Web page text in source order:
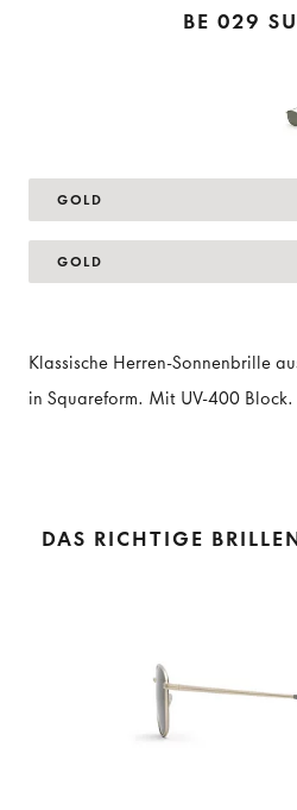
BE 029
GOLD
GOLD
Klassische Herren-Sonnenbrille
in Squareform. Mit UV-400 Block.
DAS RICHTIGE